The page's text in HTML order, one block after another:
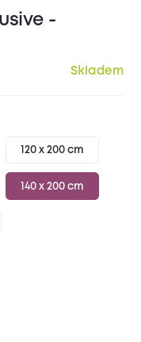
-
Skladem
120 x 200 cm
140 x 200 cm